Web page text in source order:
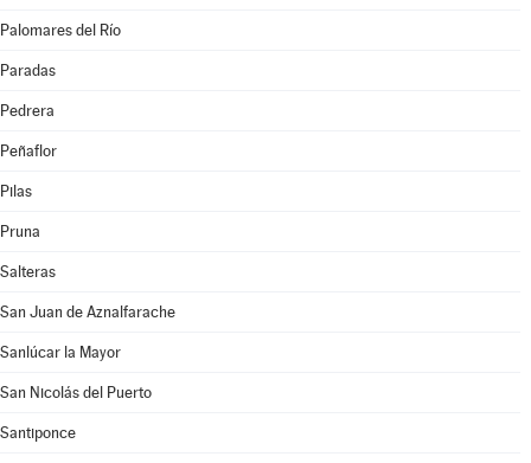
Palomares del Río
Paradas
Pedrera
Peñaflor
Pilas
Pruna
Salteras
San Juan de Aznalfarache
Sanlúcar la Mayor
San Nicolás del Puerto
Santiponce